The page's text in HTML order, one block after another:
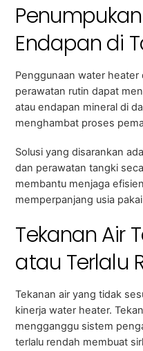
Endapan di
Penggunaan water heater
perawatan rutin dapat
atau endapan mineral di
menghambat proses
Solusi yang disarankan
dan perawatan tangki
membantu menjaga
memperpanjang usia
Tekanan Air
atau Terlalu
Tekanan air yang tidak
kinerja water heater.
mengganggu sistem
terlalu rendah membuat